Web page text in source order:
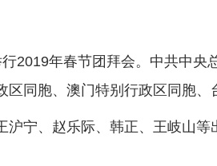
年春节团拜会。中共中央
同胞、澳门特别行政区同胞、
、赵乐际、韩正、王岐山等